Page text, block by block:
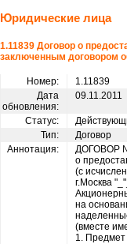
Юридические лица
1.11839 Договор о
заключенным договором
Номер:
1.11839
Дата
обновления:
09.11.2011
Статус:
Тип:
Договор
Аннотация:
ДОГОВОР
о
(с
г.Москва
на
(вместе
1. Предмет